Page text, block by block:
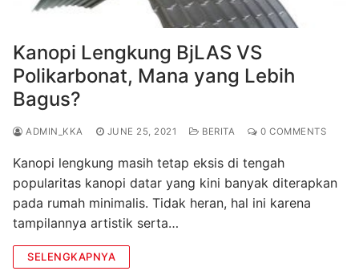
Kanopi Lengkung BjLAS VS
Polikarbonat, Mana yang Lebih
Bagus?
ADMIN_KKA JUNE 25, 2021 BERITA 0 COMMENTS
Kanopi lengkung masih tetap eksis di tengah
popularitas kanopi datar yang kini banyak diterapkan
pada rumah minimalis. Tidak heran, hal ini karena
tampilannya artistik serta…
SELENGKAPNYA